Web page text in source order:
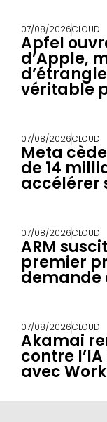
07/08/2026CLOUD
Apfel
d’Apple,
véritable
07/08/2026CLOUD
Meta
de 14
accélérer
07/08/2026CLOUD
ARM
premier
demande
07/08/2026CLOUD
Akamai
contre
avec